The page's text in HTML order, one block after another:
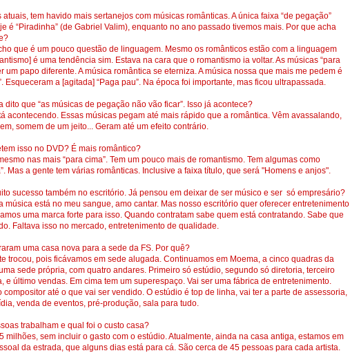
tem havido mais sertanejos com músicas românticas. A única faixa “de pegação”
é “Piradinha” (de Gabriel Valim), enquanto no ano passado tivemos mais. Por que acha
que é um pouco questão de linguagem. Mesmo os românticos estão com a linguagem
é uma tendência sim. Estava na cara que o romantismo ia voltar. As músicas “para
um papo diferente. A música romântica se eterniza. A música nossa que mais me pedem é
Esqueceram a [agitada] “Paga pau”. Na época foi importante, mas ficou ultrapassada.
dito que “as músicas de pegação não vão ficar”. Isso já acontece?
acontecendo. Essas músicas pegam até mais rápido que a romântica. Vêm avassalando,
somem de um jeito... Geram até um efeito contrário.
isso no DVD? É mais romântico?
nas mais “para cima”. Tem um pouco mais de romantismo. Tem algumas como
Mas a gente tem várias românticas. Inclusive a faixa título, que será "Homens e anjos".
sucesso também no escritório. Já pensou em deixar de ser músico e ser só empresário?
música está no meu sangue, amo cantar. Mas nosso escritório quer oferecer entretenimento
uma marca forte para isso. Quando contratam sabe quem está contratando. Sabe que
Faltava isso no mercado, entretenimento de qualidade.
uma casa nova para a sede da FS. Por quê?
trocou, pois ficávamos em sede alugada. Continuamos em Moema, a cinco quadras da
sede própria, com quatro andares. Primeiro só estúdio, segundo só diretoria, terceiro
e último vendas. Em cima tem um superespaço. Vai ser uma fábrica de entretenimento.
compositor até o que vai ser vendido. O estúdio é top de linha, vai ter a parte de assessoria,
venda de eventos, pré-produção, sala para tudo.
trabalham e qual foi o custo casa?
milhões, sem incluir o gasto com o estúdio. Atualmente, ainda na casa antiga, estamos em
da estrada, que alguns dias está para cá. São cerca de 45 pessoas para cada artista.